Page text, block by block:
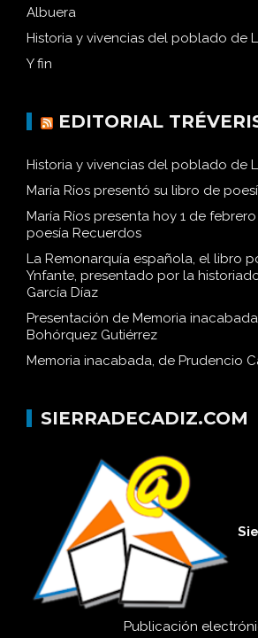
Albuera
Historia y vivencias del poblado de
Y fin
EDITORIAL
Historia y vivencias del poblado de
María Ríos presentó su libro de
María Ríos presenta hoy 1 de
poesía Recuerdos
La Remonarquía española, el libro
Ynfante, presentado por la
García Díaz
Presentación de Memoria
Bohórquez Gutiérrez
Memoria inacabada, de Prudencio
SIERRADECADIZ.COM
Publicación